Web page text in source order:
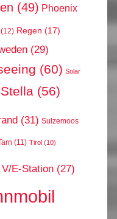
(49) Phoenix
(12) Regen (17)
(29)
(60) Solar
Stella (56)
(31) Sulzemoos
(11) Tirol (10)
V/E-Station (27)